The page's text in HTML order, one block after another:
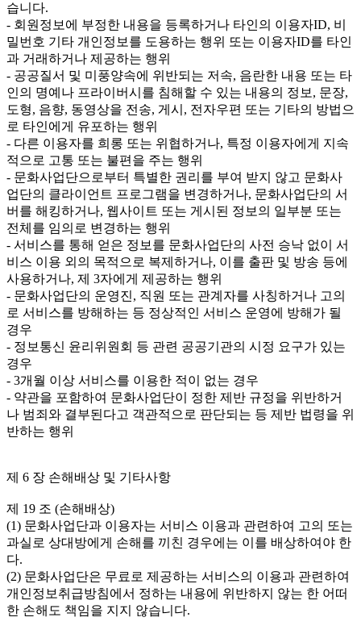
습니다.
- 회원정보에 부정한 내용을 등록하거나 타인의 이용자ID, 비
밀번호 기타 개인정보를 도용하는 행위 또는 이용자ID를 타인
과 거래하거나 제공하는 행위
- 공공질서 및 미풍양속에 위반되는 저속, 음란한 내용 또는 타
인의 명예나 프라이버시를 침해할 수 있는 내용의 정보, 문장,
도형, 음향, 동영상을 전송, 게시, 전자우편 또는 기타의 방법으
로 타인에게 유포하는 행위
- 다른 이용자를 희롱 또는 위협하거나, 특정 이용자에게 지속
적으로 고통 또는 불편을 주는 행위
- 문화사업단으로부터 특별한 권리를 부여 받지 않고 문화사
업단의 클라이언트 프로그램을 변경하거나, 문화사업단의 서
버를 해킹하거나, 웹사이트 또는 게시된 정보의 일부분 또는
전체를 임의로 변경하는 행위
- 서비스를 통해 얻은 정보를 문화사업단의 사전 승낙 없이 서
비스 이용 외의 목적으로 복제하거나, 이를 출판 및 방송 등에
사용하거나, 제 3자에게 제공하는 행위
- 문화사업단의 운영진, 직원 또는 관계자를 사칭하거나 고의
로 서비스를 방해하는 등 정상적인 서비스 운영에 방해가 될
경우
- 정보통신 윤리위원회 등 관련 공공기관의 시정 요구가 있는
경우
- 3개월 이상 서비스를 이용한 적이 없는 경우
- 약관을 포함하여 문화사업단이 정한 제반 규정을 위반하거
나 범죄와 결부된다고 객관적으로 판단되는 등 제반 법령을 위
반하는 행위
제 6 장 손해배상 및 기타사항
제 19 조 (손해배상)
(1) 문화사업단과 이용자는 서비스 이용과 관련하여 고의 또는
과실로 상대방에게 손해를 끼친 경우에는 이를 배상하여야 한
다.
(2) 문화사업단은 무료로 제공하는 서비스의 이용과 관련하여
개인정보취급방침에서 정하는 내용에 위반하지 않는 한 어떠
한 손해도 책임을 지지 않습니다.